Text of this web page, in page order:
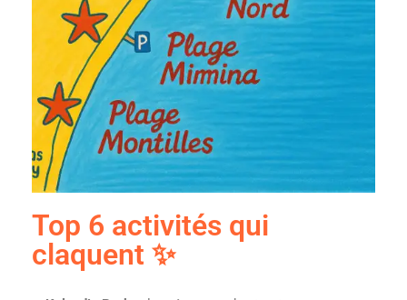
Top 6 activités qui
claquent ✨